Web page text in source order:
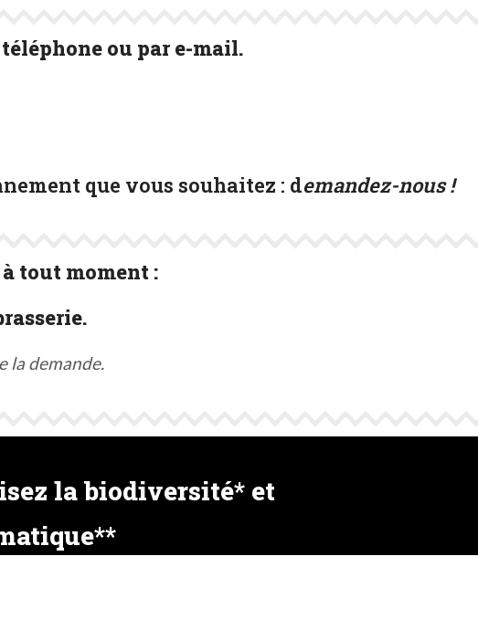
ou par e-mail.
que vous souhaitez : demandez-nous !
tout moment :
la demande.
la biodiversité* et